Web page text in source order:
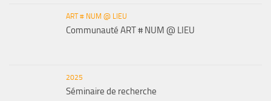
ART # NUM @ LIEU
Communauté ART # NUM @ LIEU
2025
Séminaire de recherche